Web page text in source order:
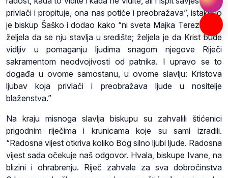
privlači i propituje, ona nas potiče i preobražava”, istaknuo
je biskup Šaško i dodao kako “ni sveta Majka Terezija nije
željela da se nju stavlja u središte; željela je da Krist bude
vidljiv u pomaganju ljudima snagom njegove Riječi
sakramentom neodvojivosti od patnika. I upravo se to
događa u ovome samostanu, u ovome slavlju: Kristova
ljubav koja privlači i preobražava ljude u nositelje
blaženstva.”
Na kraju misnoga slavlja biskupu su zahvalili štićenici
prigodnim riječima i krunicama koje su sami izradili.
“Radosna vijest otkriva koliko Bog silno ljubi ljude. Radosna
vijest sada očekuje naš odgovor. Hvala, biskupe Ivane, na
blizini i ohrabrenju. Riječ zahvale za sva dobročinstva